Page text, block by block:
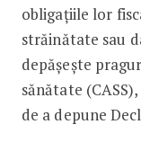
obligațiile lor
străinătate sau
depășește
sănătate
de a depune